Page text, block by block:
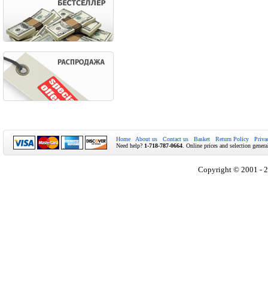
Home About us Contact us Basket Return Policy
Need help? 1-718-787-0664 . Online prices and selection
Copyright © 2001 -